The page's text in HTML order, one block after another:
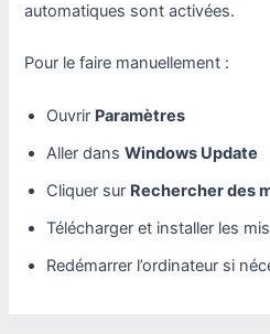
automatiques sont activées.
Pour le faire manuellement :
Ouvrir Paramètres
Aller dansWindows Update
Cliquer sur Rechercher des
Télécharger et installer les
Redémarrer l’ordinateur si